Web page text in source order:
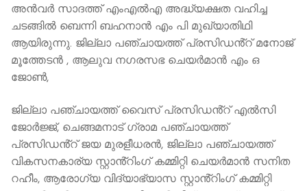
അൻവർ സാദത്ത് എംഎൽഎ അദ്ധ്യക്ഷത വഹിച്ച
ചടങ്ങിൽ ബെന്നി ബഹനാൻ എം പി മുഖ്യാതിഥി
ആയിരുന്നു. ജില്ലാ പഞ്ചായത്ത് പ്രസിഡൻ്റ് മനോജ്
മൂത്തേടൻ , ആലുവ നഗരസഭ ചെയർമാൻ എം ഒ
ജോൺ,
ജില്ലാ പഞ്ചായത്ത് വൈസ് പ്രസിഡൻ്റ് എൽസി
ജോർജ്ജ്, ചെങ്ങമനാട് ഗ്രാമ പഞ്ചായത്ത്
പ്രസിഡൻ്റ് ജയ മുരളീധരൻ, ജില്ലാ പഞ്ചായത്ത്
വികസനകാര്യ സ്റ്റാൻ്റിംഗ് കമ്മിറ്റി ചെയർമാൻ സനിത
റഹീം, ആരോഗ്യ വിദ്യാഭ്യാസ സ്റ്റാൻ്റിംഗ് കമ്മിറ്റി